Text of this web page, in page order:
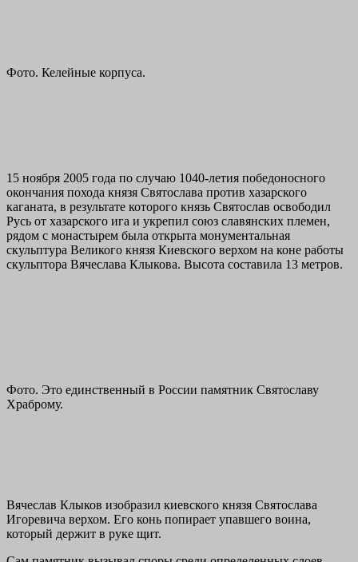
Фото. Келейные корпуса.
15 ноября 2005 года по случаю 1040-летия победоносного
окончания похода князя Святослава против хазарского
каганата, в результате которого князь Святослав освободил
Русь от хазарского ига и укрепил союз славянских племен,
рядом с монастырем была открыта монументальная
скульптура Великого князя Киевского верхом на коне работы
скульптора Вячеслава Клыкова. Высота составила 13 метров.
Фото. Это единственный в России памятник Святославу
Храброму.
Вячеслав Клыков изобразил киевского князя Святослава
Игоревича верхом. Его конь попирает упавшего воина,
который держит в руке щит.